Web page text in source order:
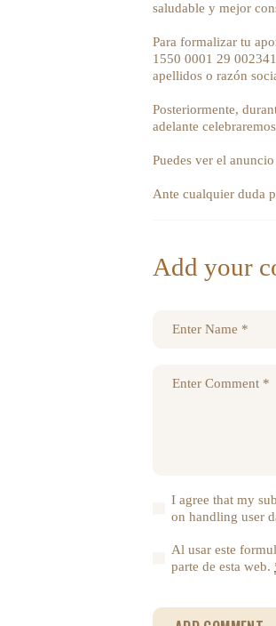
saludable y mejor
Para formalizar tu
1550 0001 29
apellidos o razón
Posteriormente,
adelante
Puedes ver el
Ante cualquier duda
Add your
I agree that my
on handling user
Al usar este
parte de esta web.